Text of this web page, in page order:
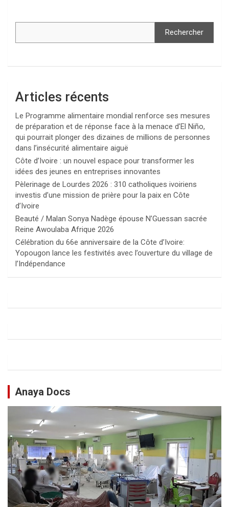
Rechercher
Articles récents
Le Programme alimentaire mondial renforce ses mesures
de préparation et de réponse face à la menace d’El Niño,
qui pourrait plonger des dizaines de millions de personnes
dans l’insécurité alimentaire aiguë
Côte d’Ivoire : un nouvel espace pour transformer les
idées des jeunes en entreprises innovantes
Pèlerinage de Lourdes 2026 : 310 catholiques ivoiriens
investis d’une mission de prière pour la paix en Côte
d’Ivoire
Beauté / Malan Sonya Nadège épouse N’Guessan sacrée
Reine Awoulaba Afrique 2026
Célébration du 66e anniversaire de la Côte d’Ivoire:
Yopougon lance les festivités avec l’ouverture du village de
l’Indépendance
Anaya Docs